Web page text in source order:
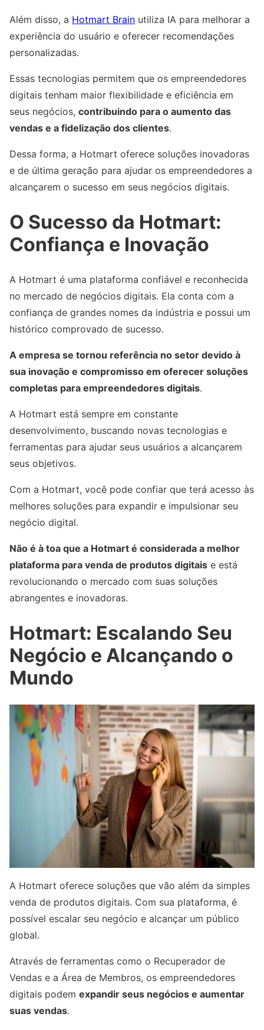
Além disso, a Hotmart Brain utiliza IA para melhorar a
experiência do usuário e oferecer recomendações
personalizadas.
Essas tecnologias permitem que os empreendedores
digitais tenham maior flexibilidade e eficiência em
seus negócios, contribuindo para o aumento das
vendas e a fidelização dos clientes.
Dessa forma, a Hotmart oferece soluções inovadoras
e de última geração para ajudar os empreendedores a
alcançarem o sucesso em seus negócios digitais.
O Sucesso da Hotmart:
Confiança e Inovação
A Hotmart é uma plataforma confiável e reconhecida
no mercado de negócios digitais. Ela conta com a
confiança de grandes nomes da indústria e possui um
histórico comprovado de sucesso.
A empresa se tornou referência no setor devido à
sua inovação e compromisso em oferecer soluções
completas para empreendedores digitais.
A Hotmart está sempre em constante
desenvolvimento, buscando novas tecnologias e
ferramentas para ajudar seus usuários a alcançarem
seus objetivos.
Com a Hotmart, você pode confiar que terá acesso às
melhores soluções para expandir e impulsionar seu
negócio digital.
Não é à toa que a Hotmart é considerada a melhor
plataforma para venda de produtos digitais e está
revolucionando o mercado com suas soluções
abrangentes e inovadoras.
Hotmart: Escalando Seu
Negócio e Alcançando o
Mundo
A Hotmart oferece soluções que vão além da simples
venda de produtos digitais. Com sua plataforma, é
possível escalar seu negócio e alcançar um público
global.
Através de ferramentas como o Recuperador de
Vendas e a Área de Membros, os empreendedores
digitais podem expandir seus negócios e aumentar
suas vendas.